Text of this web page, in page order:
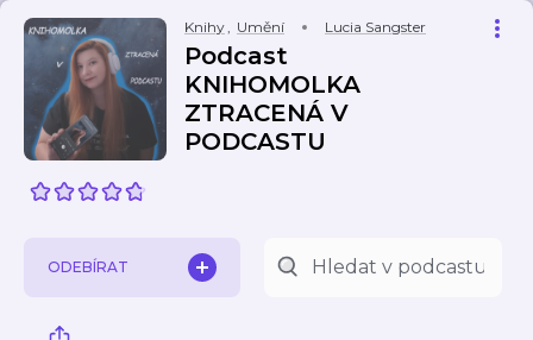
Knihy, Umění Lucia Sangster
Podcast
KNIHOMOLKA
ZTRACENÁ V
PODCASTU
ODEBÍRAT